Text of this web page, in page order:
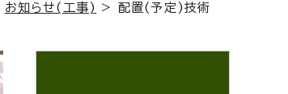
お知らせ(工事) > 配置(予定)技術